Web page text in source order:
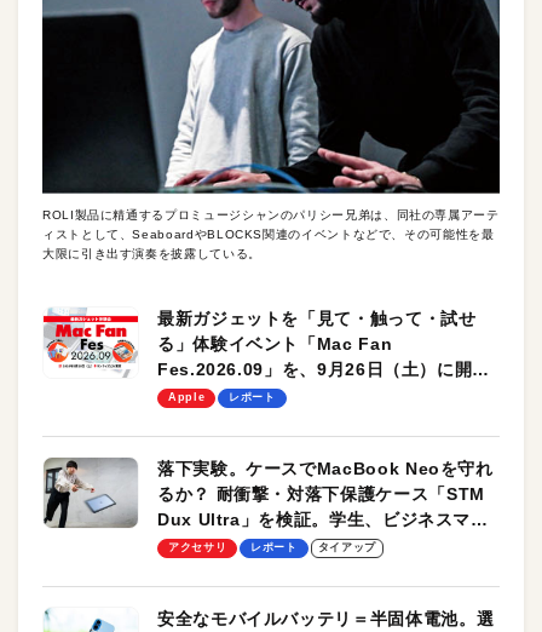
ROLI製品に精通するプロミュージシャンのパリシー兄弟は、同社の専属アーテ
ィストとして、SeaboardやBLOCKS関連のイベントなどで、その可能性を最
大限に引き出す演奏を披露している。
最新ガジェットを「見て・触って・試せ
る」体験イベント「Mac Fan
Fes.2026.09」を、9月26日（土）に開催
します！
Apple レポート
落下実験。ケースでMacBook Neoを守れ
るか？ 耐衝撃・対落下保護ケース「STM
Dux Ultra」を検証。学生、ビジネスマン
のモバイルユースに最適！
アクセサリ レポート タイアップ
安全なモバイルバッテリ＝半固体電池。選